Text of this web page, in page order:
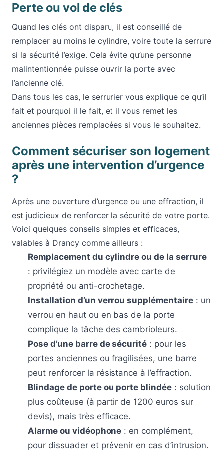
Perte ou vol de clés
Quand les clés ont disparu, il est conseillé de
remplacer au moins le cylindre, voire toute la serrure
si la sécurité l’exige. Cela évite qu’une personne
malintentionnée puisse ouvrir la porte avec
l’ancienne clé.
Dans tous les cas, le serrurier vous explique ce qu’il
fait et pourquoi il le fait, et il vous remet les
anciennes pièces remplacées si vous le souhaitez.
Comment sécuriser son logement
après une intervention d’urgence
?
Après une ouverture d’urgence ou une effraction, il
est judicieux de renforcer la sécurité de votre porte.
Voici quelques conseils simples et efficaces,
valables à Drancy comme ailleurs :
Remplacement du cylindre ou de la serrure
: privilégiez un modèle avec carte de
propriété ou anti-crochetage.
Installation d’un verrou supplémentaire : un
verrou en haut ou en bas de la porte
complique la tâche des cambrioleurs.
Pose d’une barre de sécurité : pour les
portes anciennes ou fragilisées, une barre
peut renforcer la résistance à l’effraction.
Blindage de porte ou porte blindée : solution
plus coûteuse (à partir de 1200 euros sur
devis), mais très efficace.
Alarme ou vidéophone : en complément,
pour dissuader et prévenir en cas d’intrusion.